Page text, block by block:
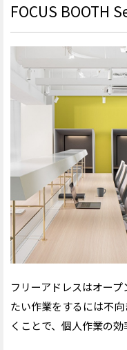
FOCUS BOOTH
フリーアドレスはオー
たい作業をするには不向
くことで、個人作業の効